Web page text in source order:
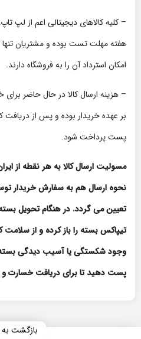
– کلیه کالاهای دیجیتالی اعم از لپ
امکان استرداد آن را به فروشگاه دارند.
بر عهده خریدار بوده و پس از دریافت
پست پرداخت شود.
مسولیت ارسال کالا به هر نقطه از
نحوه ارسال هم به سفارش خریدار
تعیین می گردد. در هنگام تحویل
تیپاکس بسته را باز کرده و از
وجود شکستگی یا آسیب دیدگی بسته
پست دهید تا برای دریافت خسارت و
بازگشت به